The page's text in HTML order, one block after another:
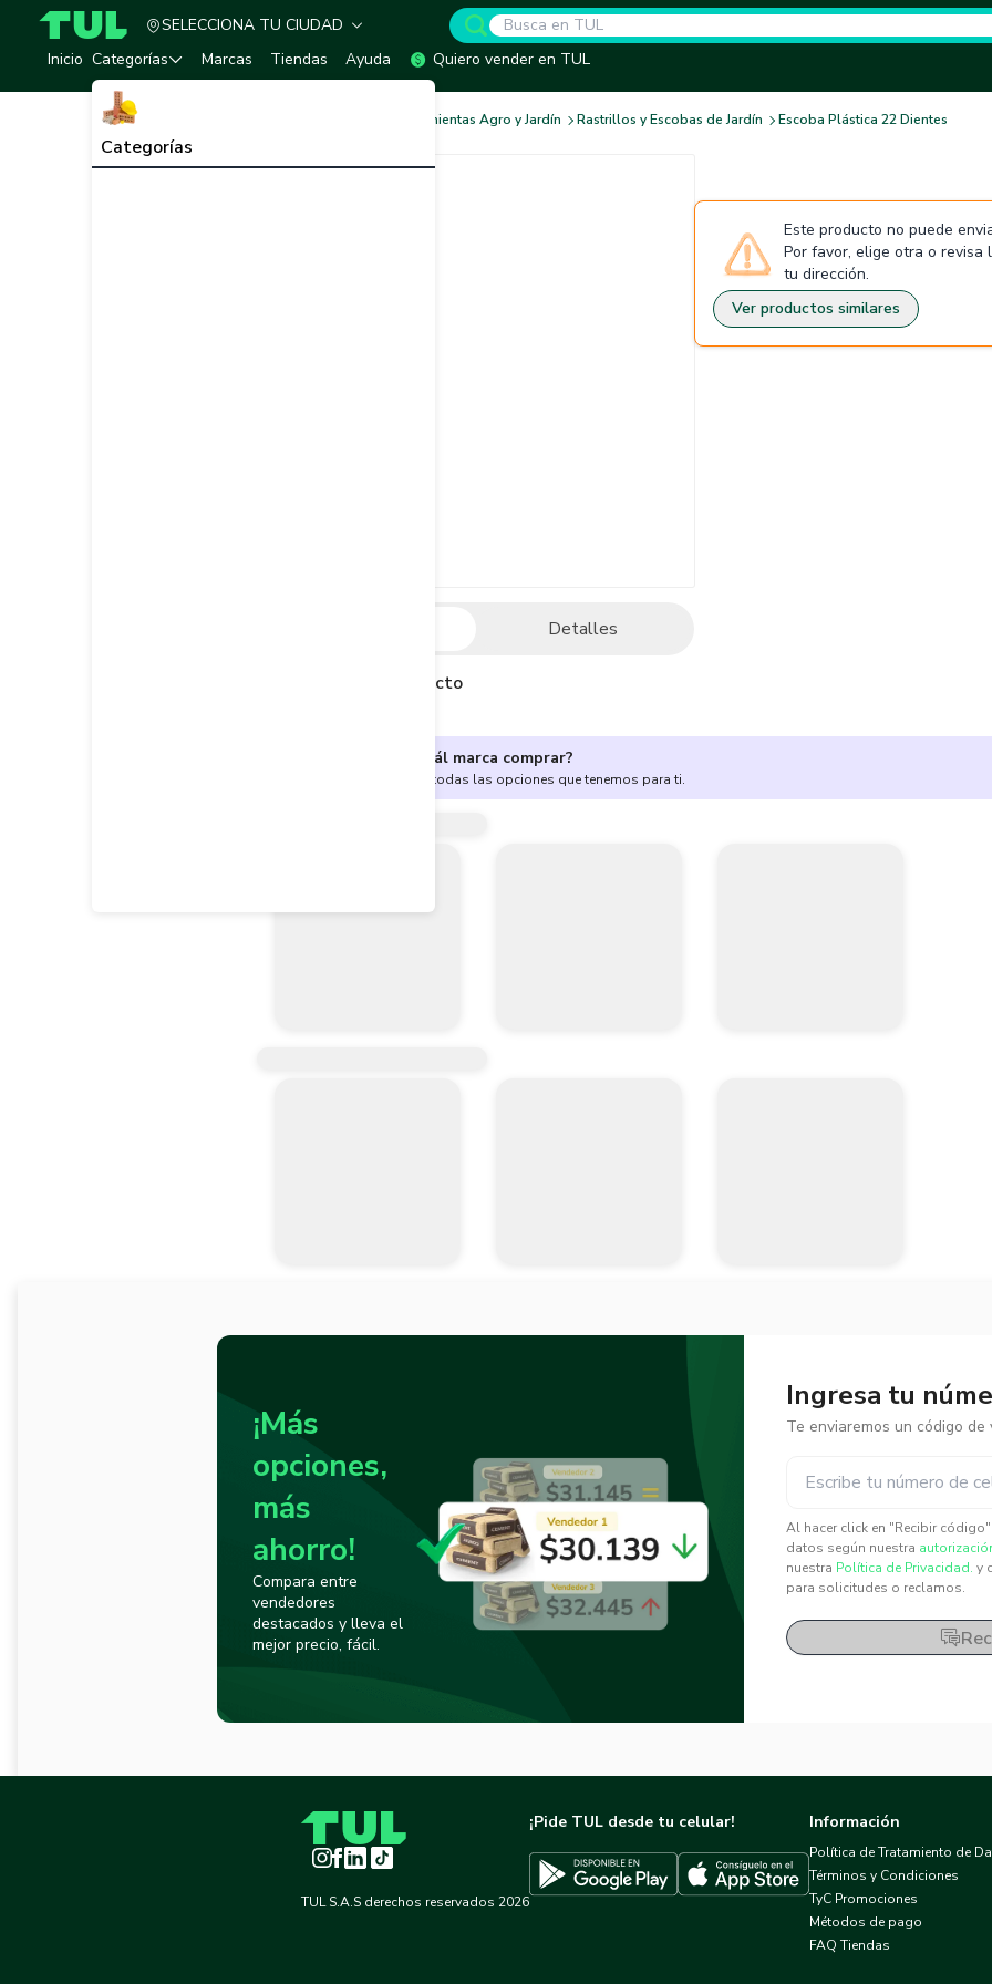
TUL - Tu Marketplace de Construcción
SELECCIONA TU CIUDAD
Inicio Categorías
Categorías
Marcas Tiendas Ayuda Quiero vender en TUL
Herramientas Agro y Jardín Rastrillos y Escobas de Jardín Escoba Plástica 22 Dientes
Detalles
Descripción del producto
Este producto no puede
Por favor, elige otra o revisa
tu dirección.
Ver productos similares
¿No sabes cuál marca comprar?
Encuentra aquí todas las opciones que tenemos para ti.
¡Más
opciones,
más
ahorro!
Compara entre
vendedores
destacados y lleva el
mejor precio, fácil.
Ingresa tu
Te enviaremos un código de
Al hacer click en "Recibir
datos según nuestra
nuestra Política de Privacidad. y
para solicitudes o reclamos.
Instagram
Facebook
LinkedInTikTok
TUL S.A.S derechos reservados 2026
¡Pide TUL desde tu celular!
Descargar TUL en Google PlayDescargar TUL en App Store
Información
Política de Tratamiento de
Términos y Condiciones
TyC Promociones
Métodos de pago
FAQ Tiendas